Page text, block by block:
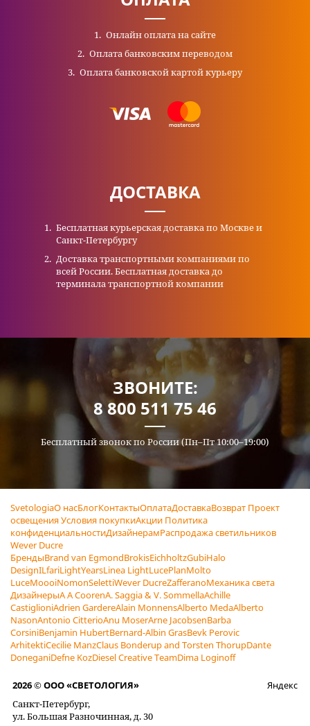
Онлайн оплата на сайте
Оплата банковским переводом
Оплата банковской картой курьеру
ДОСТАВКА
Бесплатная курьерская доставка по Москве и
Санкт-Петербургу
Доставка транспортными компаниями по
всей России. Бесплатная доставка до
терминала транспортной компании
ЗВОНИТЕ:
8 800 511 75 46
Бесплатный звонок по России (Пн–Пт 10:00–19:00)
SvetologiaО насБлогКонтактыОплатаДоставкаВозврат Проект
освещенияУсловия покупкиАкции Политика
конфиденциальностиДизайнерамРаспродажа светильников
Wever Ducre
БрендыBrand van EgmondBrokisEichholtzGubiHalo
DesignILfariLightYearsLinea LightLucePlanMolto
LuceMoooiNomonSelettiWever DucreZafferanoМеханика света
ДизайнерыA A CoorenA. Saggia & V. SommellaAchille
CastiglioniAdrien GardereAlain MonnensAlberto MedaAlberto
NasonAntonio CitterioAnu MoserArne JacobsenBarba
CorsiniBenjamin HubertBernard-Albin GrasBevk Perovic
ArhitektiCecilie ManzClaus Bonderup and Torsten ThorupDante
DoneganiDefne KozDiesel Creative TeamDima Loginoff
2026 © ООО «СВЕТОЛОГИЯ»
Санкт-Петербург,
ул. Большая Разночинная, д. 30
Яндекс